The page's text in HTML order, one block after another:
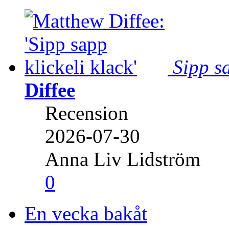
Sipp
Diffee
Recension
2026-07-30
Anna Liv Lidström
0
En vecka bakåt